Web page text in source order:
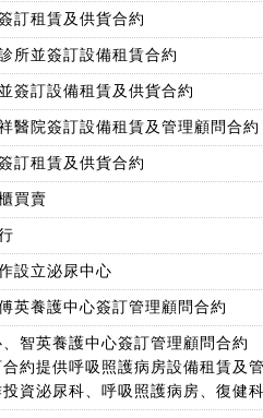
訂租賃及供貨合約
所並簽訂設備租賃合約
簽訂設備租賃及供貨合約
醫院簽訂設備租賃及管理顧問合約
訂租賃及供貨合約
買賣
設立泌尿中心
英養護中心簽訂管理顧問合約
智英養護中心簽訂管理顧問合約
約提供呼吸照護病房設備租賃及
資泌尿科、呼吸照護病房、復健